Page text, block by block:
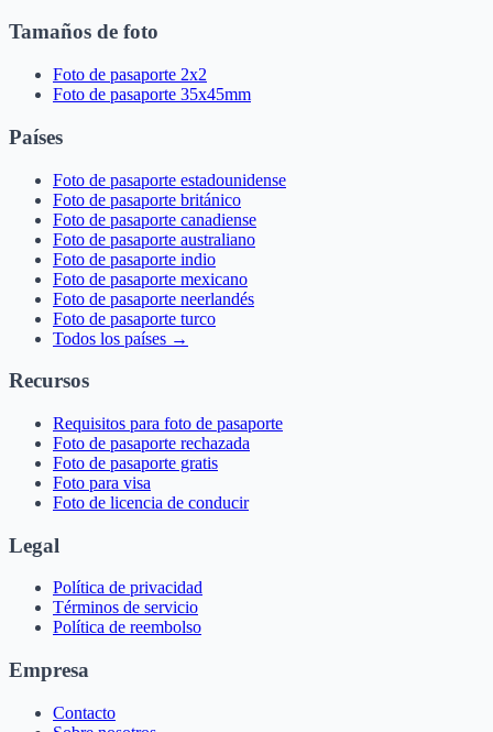
Tamaños de foto
Foto de pasaporte 2x2
Foto de pasaporte 35x45mm
Países
Foto de pasaporte estadounidense
Foto de pasaporte británico
Foto de pasaporte canadiense
Foto de pasaporte australiano
Foto de pasaporte indio
Foto de pasaporte mexicano
Foto de pasaporte neerlandés
Foto de pasaporte turco
Todos los países →
Recursos
Requisitos para foto de pasaporte
Foto de pasaporte rechazada
Foto de pasaporte gratis
Foto para visa
Foto de licencia de conducir
Legal
Política de privacidad
Términos de servicio
Política de reembolso
Empresa
Contacto